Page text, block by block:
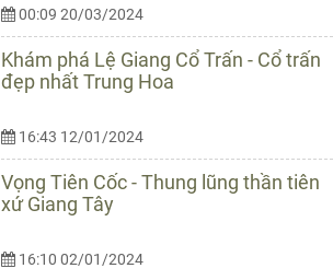
00:09 20/03/2024
Khám phá Lệ Giang Cổ Trấn - Cổ trấn
đẹp nhất Trung Hoa
16:43 12/01/2024
Vọng Tiên Cốc - Thung lũng thần tiên
xứ Giang Tây
16:10 02/01/2024